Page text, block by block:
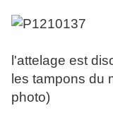
l'attelage est
les tampons du
photo)